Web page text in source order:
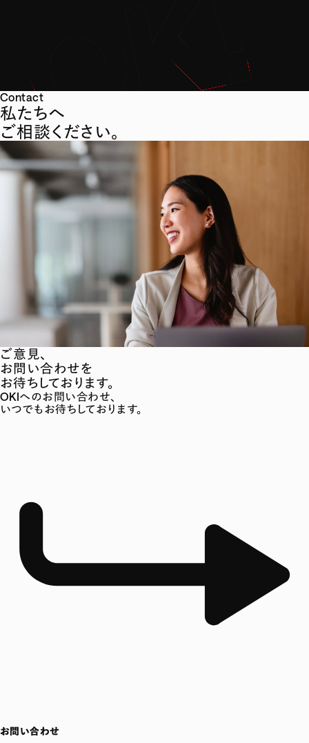
Contact
私たちへ
ご相談ください。
ご意見、
お問い合わせを
お待ちしております。
OKIへのお問い合わせ、
いつでもお待ちしております。
お問い合わせ